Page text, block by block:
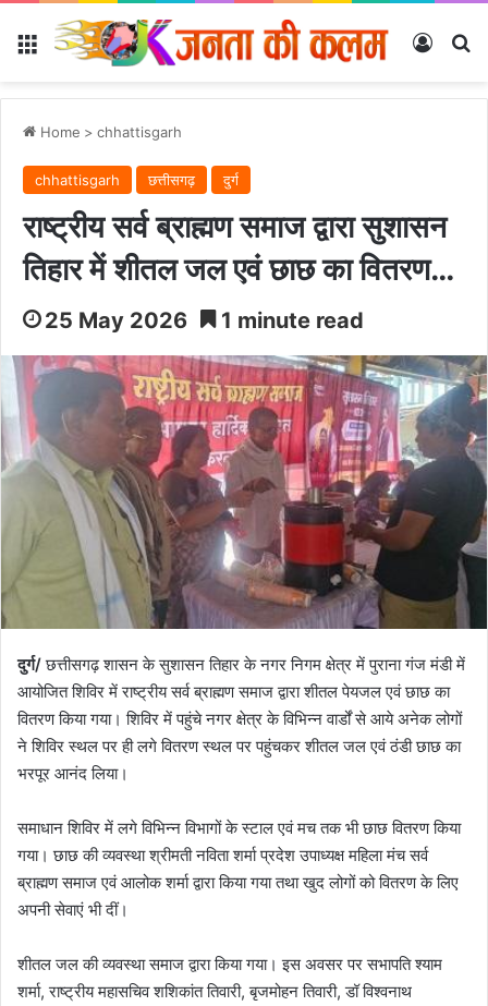
Menu Log In
Home > chhattisgarh
chhattisgarh छत्तीसगढ़ दुर्ग
राष्ट्रीय सर्व ब्राह्मण समाज द्वारा सुशासन
तिहार में शीतल जल एवं छाछ का वितरण…
25 May 2026 1 minute read
दुर्ग/छत्तीसगढ़ शासन के सुशासन तिहार के नगर निगम क्षेत्र में पुराना गंज मंडी में
आयोजित शिविर में राष्ट्रीय सर्व ब्राह्मण समाज द्वारा शीतल पेयजल एवं छाछ का
वितरण किया गया। शिविर में पहुंचे नगर क्षेत्र के विभिन्न वार्डों से आये अनेक लोगों
ने शिविर स्थल पर ही लगे वितरण स्थल पर पहुंचकर शीतल जल एवं ठंडी छाछ का
भरपूर आनंद लिया।
समाधान शिविर में लगे विभिन्न विभागों के स्टाल एवं मच तक भी छाछ वितरण किया
गया। छाछ की व्यवस्था श्रीमती नविता शर्मा प्रदेश उपाध्यक्ष महिला मंच सर्व
ब्राह्मण समाज एवं आलोक शर्मा द्वारा किया गया तथा खुद लोगों को वितरण के लिए
अपनी सेवाएं भी दीं।
शीतल जल की व्यवस्था समाज द्वारा किया गया। इस अवसर पर सभापति श्याम
शर्मा, राष्ट्रीय महासचिव शशिकांत तिवारी, बृजमोहन तिवारी, डॉ विश्वनाथ